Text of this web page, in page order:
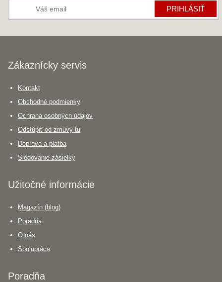
PRIHLÁSIŤ
Zákaznícky servis
Kontakt
Obchodné podmienky
Ochrana osobných údajov
Odstúpiť od zmuvy tu
Doprava a platba
Sledovanie zásielky
Užitočné informácie
Magazín (blog)
Poradňa
O nás
Spolupráca
Poradňa